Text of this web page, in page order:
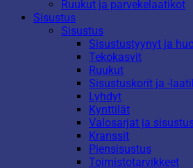
Ruukut ja parvekelaatikot
Sisustus
Sisustus
Sisustustyynyt ja
Tekokasvit
Ruukut
Sisustuskorit ja -
Lyhdyt
Kynttilät
Valosarjat ja
Kranssit
Piensisustus
Toimistotarvikkeet